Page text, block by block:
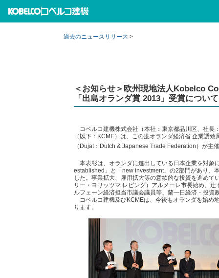
過去のニュースリリース >
＜お知らせ＞欧州現地法人Kobelco
「出島オランダ賞 2013」受賞について
コベルコ建機株式会社（本社：東京都品川区、社長
（以下：KCME）は、この度オランダ経済省 企業誘
（Dujat：Dutch & Japanese Trade Federation）が主
本表彰は、オランダに進出している日本企業を対象
established」と「new investment」の2部門があり、
した。事業拡大、雇用拡大等の意欲的な投資を進め
リー・ヨリッツマ レピング）アルメーレ市長始め、
ルフェーン経済担当市議会議員等、蘭―日経済・投資
コベルコ建機及びKCMEは、今後もオランダを始め
ります。